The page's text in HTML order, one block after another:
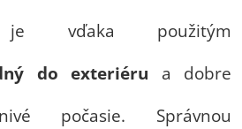
vďaka použitým
do exteriéru a dobre
počasie. Správnou